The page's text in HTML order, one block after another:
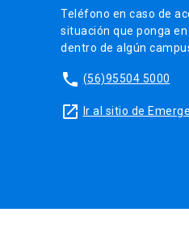
Teléfono en caso de
situación que ponga
dentro de algún
phone (56)95504 5000
launch Ir al sitio de